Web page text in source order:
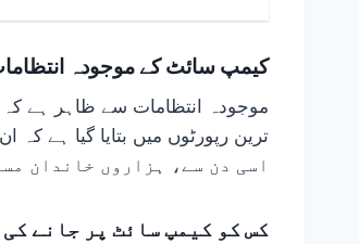
کیمپ سائٹ کے موجودہ
اسی دن سے، ہزاروں خاندان
کس کو کیمپ سائٹ پر جانے